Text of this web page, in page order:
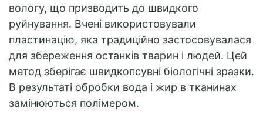
вологу, що призводить до швидкого
руйнування. Вчені використовували
пластинацію, яка традиційно застосовувалася
для збереження останків тварин і людей. Цей
метод зберігає швидкопсувні біологічні зразки.
В результаті обробки вода і жир в тканинах
замінюються полімером.